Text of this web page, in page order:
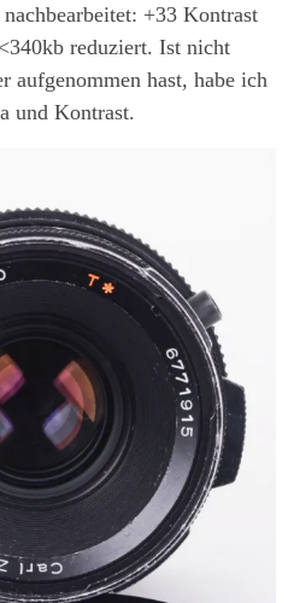
+33 Kontrast
reduziert. Ist nicht
aufgenommen hast, habe ich
und Kontrast.